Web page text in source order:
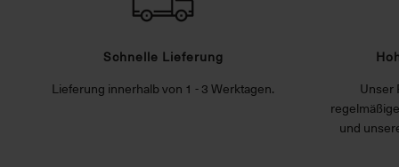
Schnelle Lieferung
Lieferung innerhalb von 1 - 3 Werktagen.
Unser
und